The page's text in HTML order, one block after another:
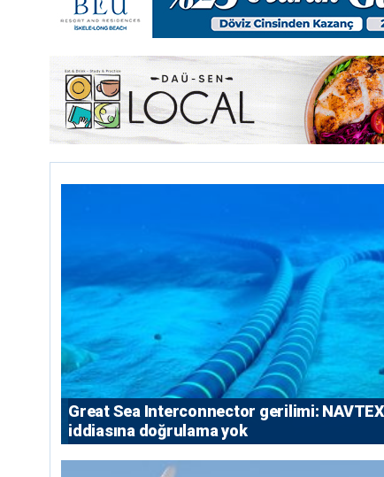
Great Sea Interconnector gerilimi: NAVTEX
iddiasına doğrulama yok